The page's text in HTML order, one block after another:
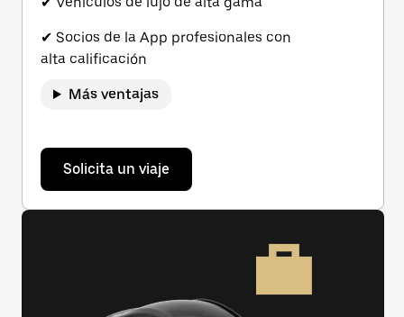
✔ Socios de la App profesionales con
alta calificación
Más ventajas
Solicita un viaje